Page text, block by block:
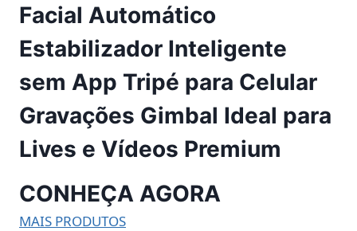
Facial Automático
Estabilizador Inteligente
sem App Tripé para Celular
Gravações Gimbal Ideal para
Lives e Vídeos Premium
CONHEÇA AGORA
MAIS PRODUTOS